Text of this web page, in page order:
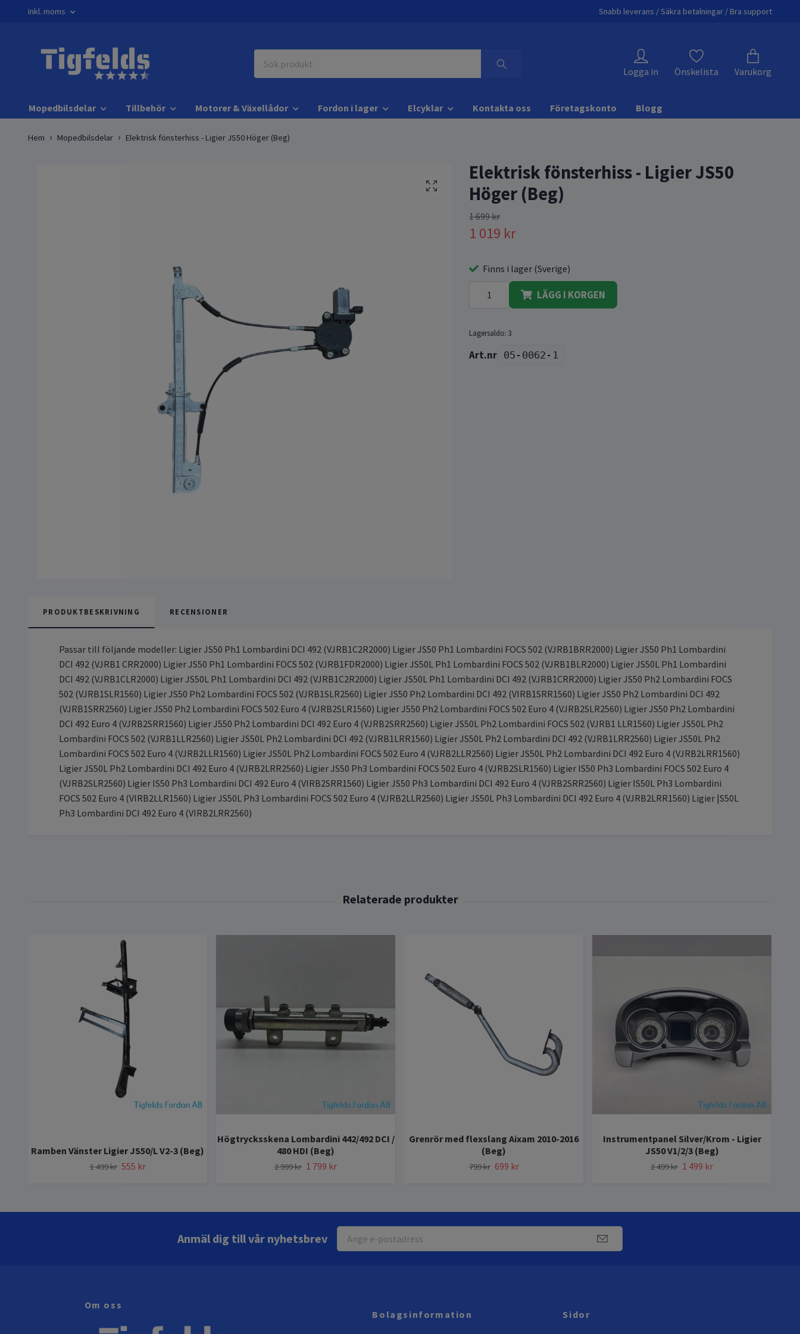
Inkl. moms Snabb leverans / Säkra betalningar / Bra support
Logga in Önskelista Varukorg
Mopedbilsdelar Tillbehör Motorer & Växellådor Fordon i lager Elcyklar Kontakta oss Företagskonto Blogg
Hem Mopedbilsdelar Elektrisk fönsterhiss - Ligier JS50 Höger (Beg)
Elektrisk fönsterhiss - Ligier JS50
Höger (Beg)
1 699 kr
1 019 kr
Finns i lager (Sverige)
LÄGG I KORGEN
Lagersaldo: 3
05-0062-1
PRODUKTBESKRIVNING RECENSIONER
Passar till följande modeller: Ligier JS50 Ph1 Lombardini DCI 492 (VJRB1C2R2000) Ligier JS50 Ph1 Lombardini FOCS 502 (VJRB1BRR2000) Ligier JS50 Ph1 Lombardini
DCI 492 (VJRB1 CRR2000) Ligier JS50 Ph1 Lombardini FOCS 502 (VJRB1FDR2000) Ligier JS50L Ph1 Lombardini FOCS 502 (VJRB1BLR2000) Ligier JS50L Ph1 Lombardini
DCI 492 (VJRB1CLR2000) Ligier JS50L Ph1 Lombardini DCI 492 (VJRB1C2R2000) Ligier JS50L Ph1 Lombardini DCI 492 (VJRB1CRR2000) Ligier JS50 Ph2 Lombardini FOCS
502 (VJRB1SLR1560) Ligier JS50 Ph2 Lombardini FOCS 502 (VJRB1SLR2560) Ligier JS50 Ph2 Lombardini DCI 492 (VIRB1SRR1560) Ligier JS50 Ph2 Lombardini DCI 492
(VJRB1SRR2560) Ligier JS50 Ph2 Lombardini FOCS 502 Euro 4 (VJRB2SLR1560) Ligier J550 Ph2 Lombardini FOCS 502 Euro 4 (VJRB2SLR2560) Ligier JS50 Ph2 Lombardini
DCI 492 Euro 4 (VJRB2SRR1560) Ligier J550 Ph2 Lombardini DCI 492 Euro 4 (VJRB2SRR2560) Ligier JS50L Ph2 Lombardini FOCS 502 (VJRB1 LLR1560) Ligier JS50L Ph2
Lombardini FOCS 502 (VJRB1LLR2560) Ligier JS50L Ph2 Lombardini DCI 492 (VJRB1LRR1560) Ligier JS50L Ph2 Lombardini DCI 492 (VJRB1LRR2560) Ligier JS50L Ph2
Lombardini FOCS 502 Euro 4 (VJRB2LLR1560) Ligier JS50L Ph2 Lombardini FOCS 502 Euro 4 (VJRB2LLR2560) Ligier JS50L Ph2 Lombardini DCI 492 Euro 4 (VJRB2LRR1560)
Ligier JS50L Ph2 Lombardini DCI 492 Euro 4 (VJRB2LRR2560) Ligier JS50 Ph3 Lombardini FOCS 502 Euro 4 (VJRB2SLR1560) Ligier IS50 Ph3 Lombardini FOCS 502 Euro 4
(VJRB2SLR2560) Ligier IS50 Ph3 Lombardini DCI 492 Euro 4 (VIRB2SRR1560) Ligier JS50 Ph3 Lombardini DCI 492 Euro 4 (VJRB2SRR2560) Ligier IS50L Ph3 Lombardini
FOCS 502 Euro 4 (VIRB2LLR1560) Ligier JS50L Ph3 Lombardini FOCS 502 Euro 4 (VJRB2LLR2560) Ligier JS50L Ph3 Lombardini DCI 492 Euro 4 (VJRB2LRR1560) Ligier |S50L
Ph3 Lombardini DCI 492 Euro 4 (VIRB2LRR2560)
Ramben Vänster Ligier JS50/L V2-3 (Beg)
1 499 kr 555 kr
Högtrycksskena Lombardini 442/492 DCI /
480 HDI (Beg)
2 999 kr 1 799 kr
Grenrör med flexslang Aixam 2010-2016
(Beg)
799 kr 699 kr
Instrumentpanel Silver/Krom - Ligier
JS50 V1/2/3 (Beg)
2 499 kr 1 499 kr
Anmäl dig till vår nyhetsbrev
Om oss
Bolagsinformation
Sidor